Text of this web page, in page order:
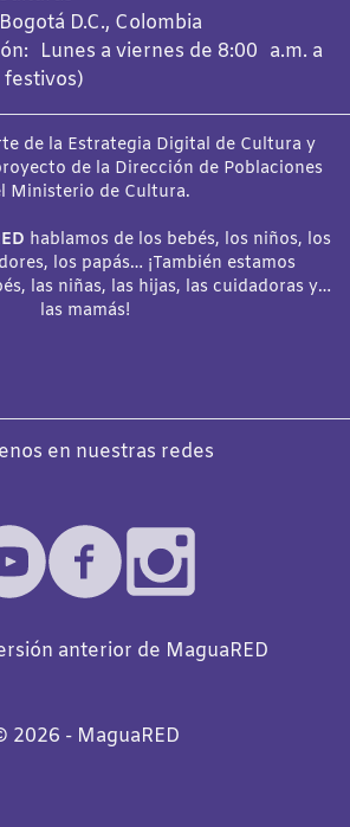
D.C., Colombia
Lunes a viernes de 8:00 a.m. a
festivos)
de la Estrategia Digital de Cultura y
de la Dirección de Poblaciones
Ministerio de Cultura.
hablamos de los bebés, los niños, los
los papás… ¡También estamos
las niñas, las hijas, las cuidadoras y…
las mamás!
en nuestras redes
anterior de MaguaRED
2026 - MaguaRED